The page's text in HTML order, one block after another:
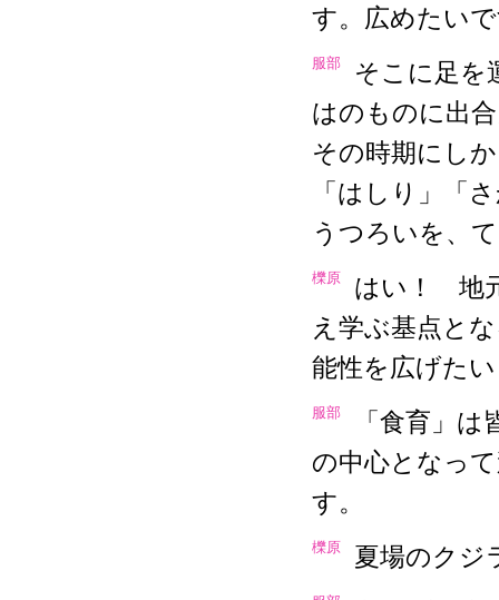
す。広めたい
服部
そこに足を
はのものに出
その時期にし
「はしり」「
うつろいを、
櫟原
はい！ 地
え学ぶ基点と
能性を広げた
服部
「食育」
の中心となっ
す。
櫟原 夏場のクジ